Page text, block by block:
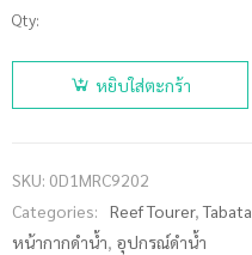
Qty:
จำนวน
REEF
รุ่น RC9202
ชิ้น
หยิบใส่ตะกร้า
SKU: 0D1MRC9202
Categories:
Reef Tourer,Tabata
หน้ากากดำน้ำ, อุปกรณ์ดำน้ำ